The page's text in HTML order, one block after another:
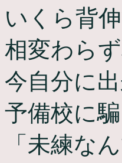
いくら背
相変わら
今自分に
予備校に
「未練な